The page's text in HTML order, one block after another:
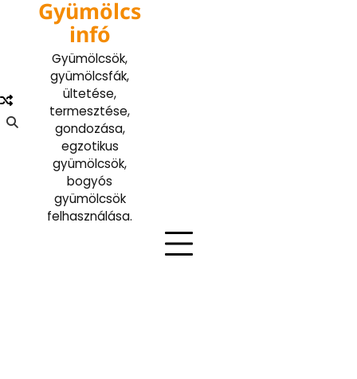
Gyümölcs
infó
Gyümölcsök,
gyümölcsfák,
ültetése,
termesztése,
gondozása,
egzotikus
gyümölcsök,
bogyós
gyümölcsök
felhasználása.